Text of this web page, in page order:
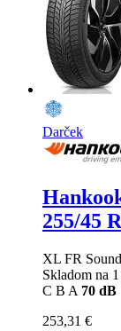
Darček
255/45
XL FR
Skladom na
C B A 70 dB
253,31 €